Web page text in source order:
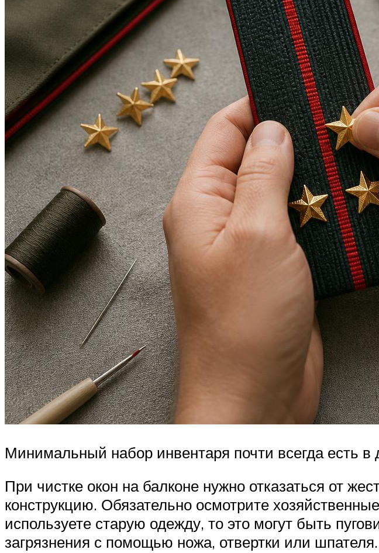
Минимальный набор инвентаря почти всегда есть в
При чистке окон на балконе нужно отказаться от
конструкцию. Обязательно осмотрите
используете старую одежду, то это могут быть
загрязнения с помощью ножа, отвертки или шпателя.